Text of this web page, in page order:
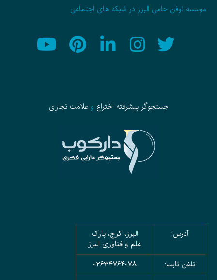
موسسه نوفن حامی البرز در شبکه های اجتماعی
جستجوگر پیشرفته اختراع وعلامت تجاری
آدرس:
البرز، کرج، پارک
علم و فناوری البرز
تلفن ثابت:
02634764078